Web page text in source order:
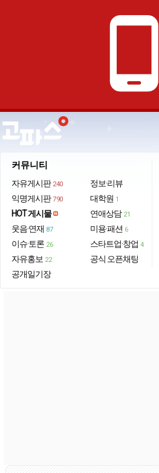
phone_android
커뮤니티
자유게시판 240
익명게시판 790
HOT 게시물
웃음·연재 87
이슈·토론 26
자유홍보 22
공개일기장
정보·리뷰
대학원 1
연애상담 21
미용·패션 6
스타트업·창업 4
공식 오픈채팅